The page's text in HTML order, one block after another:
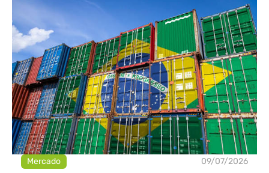
Mercado 09/07/2026